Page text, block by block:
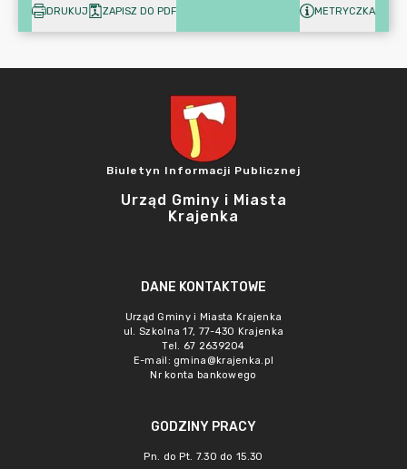
DRUKUJ ZAPISZ DO PDF METRYCZKA
Biuletyn Informacji Publicznej
Urząd Gminy i Miasta
Krajenka
DANE KONTAKTOWE
Urząd Gminy i Miasta Krajenka
ul. Szkolna 17, 77-430 Krajenka
Tel. 67 2639204
E-mail: gmina@krajenka.pl
Nr konta bankowego
GODZINY PRACY
Pn. do Pt. 7.30 do 15.30